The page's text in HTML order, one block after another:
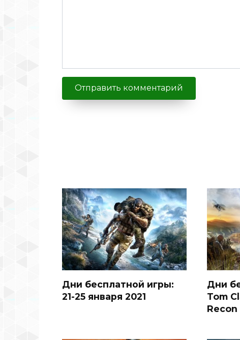
Дни бесплатной игры:
21-25 января 2021
Дни
Tom